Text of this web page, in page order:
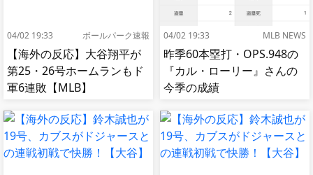
04/02 19:33 ボールパーク速報
【海外の反応】大谷翔平が
第25・26号ホームランもド
軍6連敗【MLB】
04/02 19:33 MLB NEWS
昨季60本塁打・OPS.948の
『カル・ローリー』さんの
今季の成績